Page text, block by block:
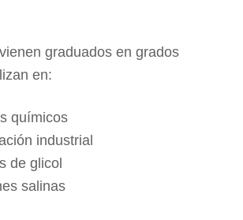
graduados en grados
en:
químicos
industrial
de glicol
salinas